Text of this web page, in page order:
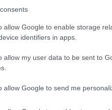
allow Google to enable storage
identifiers in apps.
allow my user data to be sent to
allow Google to send me
estrutura interna. Durante o
um sistema
uma ampla gama
externa. Com